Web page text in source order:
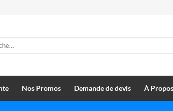
Nos Promos Demande de devis À Propos